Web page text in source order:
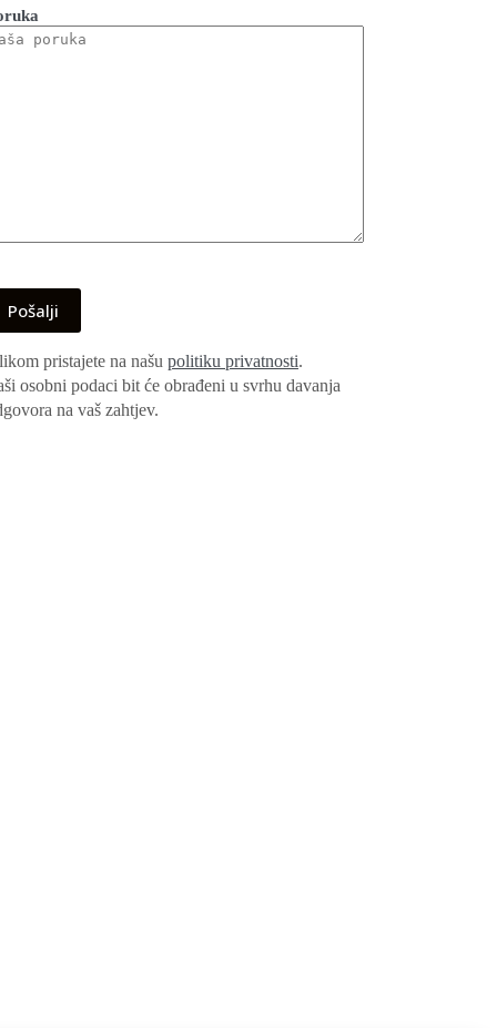
pristajete na našupolitiku privatnosti.
osobni podaci bit će obrađeni u svrhu davanja
na vaš zahtjev.